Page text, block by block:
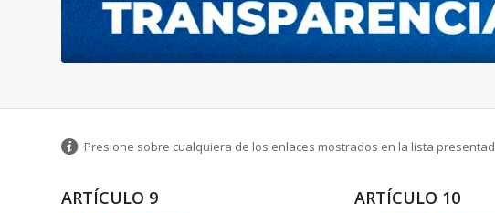
Presione sobre cualquiera de los enlaces mostrados en la lista
ARTÍCULO 9 ARTÍCULO 10